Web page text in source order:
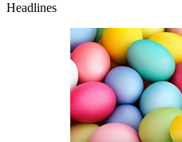
Headlines